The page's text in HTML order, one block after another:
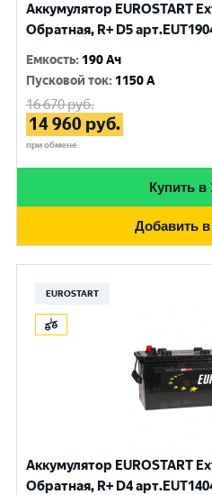
Аккумулятор EUROSTART
Обратная, R+ D5
Емкость: 190 Ач
Пусковой ток: 1150 A
16 670руб.
14 960 руб.
при обмене
Купить в
Добавить в
EUROSTART
Аккумулятор EUROSTART
Обратная, R+ D4